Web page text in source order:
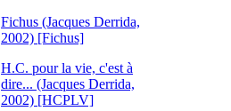
Fichus (Jacques Derrida,
2002) [Fichus]
H.C. pour la vie, c'est à
dire... (Jacques Derrida,
2002) [HCPLV]